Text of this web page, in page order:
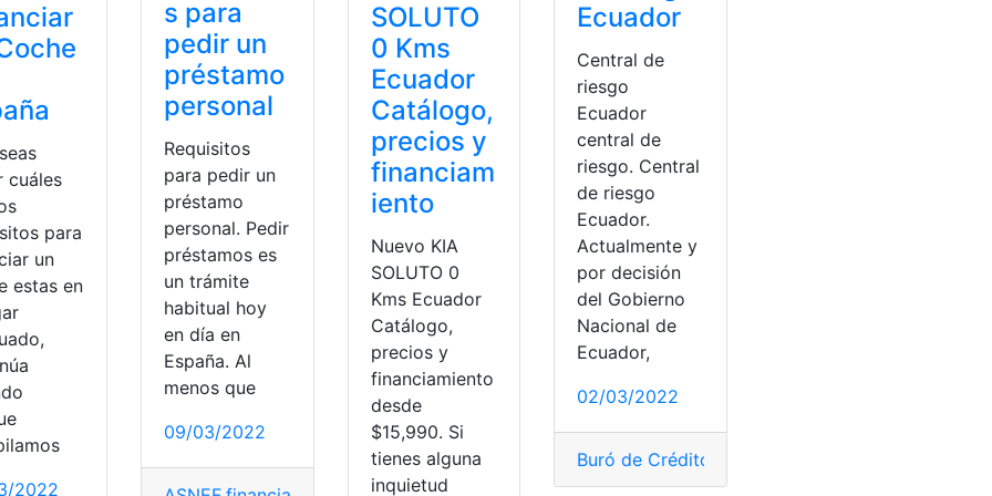
cuáles
para
un
estas en
2022
s para
pedir un
préstamo
personal
Requisitos
para pedir un
préstamo
personal. Pedir
préstamos es
un trámite
habitual hoy
en día en
España. Al
menos que
09/03/2022
SOLUTO
0 Kms
Ecuador
Catálogo,
precios y
financiam
iento
Nuevo KIA
SOLUTO 0
Kms Ecuador
Catálogo,
precios y
financiamiento
desde
$15,990. Si
tienes alguna
inquietud
Ecuador
Central de
riesgo
Ecuador
central de
riesgo. Central
de riesgo
Ecuador.
Actualmente y
por decisión
del Gobierno
Nacional de
Ecuador,
02/03/2022
Buró de Crédito